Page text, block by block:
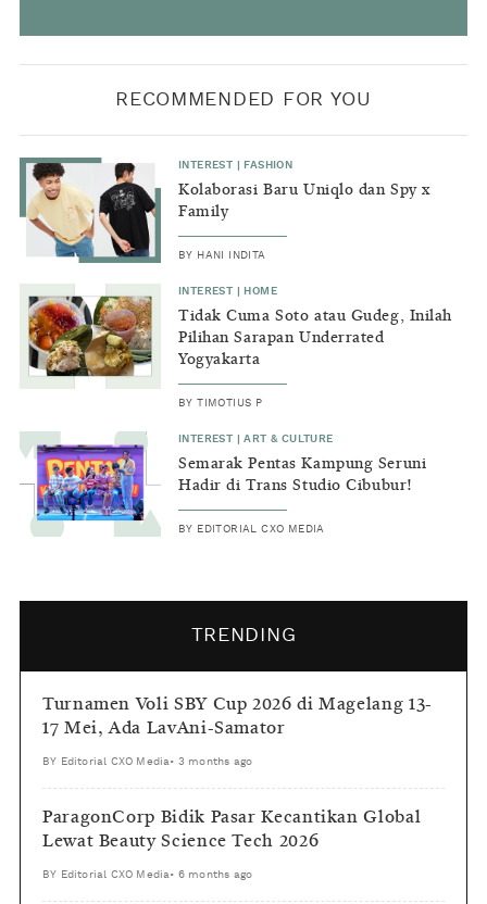
RECOMMENDED FOR YOU
INTEREST FASHION
Kolaborasi Baru Uniqlo dan Spy x
Family
BY HANI INDITA
INTEREST HOME
Tidak Cuma Soto atau Gudeg, Inilah
Pilihan Sarapan Underrated
Yogyakarta
BYTIMOTIUS P
INTEREST |ART & CULTURE
Semarak Pentas Kampung Seruni
Hadir di Trans Studio Cibubur!
BY EDITORIAL CXO MEDIA
TRENDING
Turnamen Voli SBY Cup 2026 di Magelang 13-
17 Mei, Ada LavAni-Samator
BY Editorial CXO Media • 3 months ago
ParagonCorp Bidik Pasar Kecantikan Global
Lewat Beauty Science Tech 2026
BY Editorial CXO Media • 6 months ago